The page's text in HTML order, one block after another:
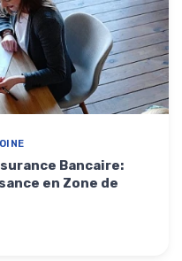
Bancaire:
en Zone de